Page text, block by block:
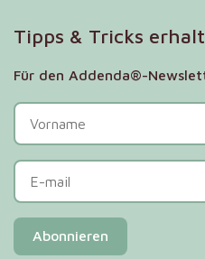
Tipps & Tricks
Für den Addenda®-